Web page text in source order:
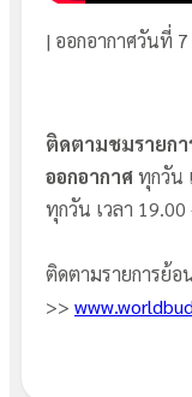
| ออกอากาศวันที่
ติดตามชมรายกา
ออกอากาศทุกวัน
ทุกวัน เวลา
ติดตามรายการย้อ
>>